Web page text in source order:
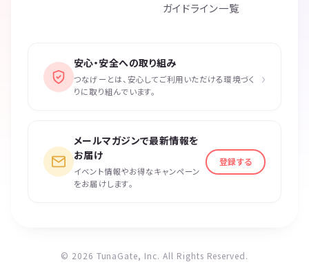
ガイドライン一覧
安心・安全への取り組み
つなげーとは、安心してご利用いただける環境づく
りに取り組んでいます。
›
メールマガジンで最新情報を
お届け
イベント情報やお得なキャンペーン
をお届けします。
登録する
© 2026 TunaGate, Inc. All Rights Reserved.